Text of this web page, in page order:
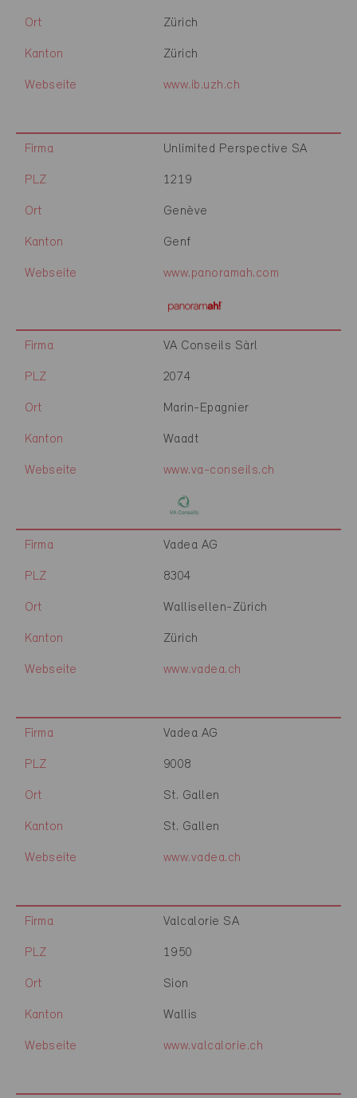
Ort Zürich
Kanton Zürich
Webseite www.ib.uzh.ch
Firma Unlimited Perspective SA
PLZ 1219
Ort Genève
Kanton Genf
Webseite www.panoramah.com
Firma VA Conseils Sàrl
PLZ 2074
Ort Marin-Epagnier
Kanton Waadt
Webseite www.va-conseils.ch
Firma Vadea AG
PLZ 8304
Ort Wallisellen-Zürich
Kanton Zürich
Webseite www.vadea.ch
Firma Vadea AG
PLZ 9008
Ort St. Gallen
Kanton St. Gallen
Webseite www.vadea.ch
Firma Valcalorie SA
PLZ 1950
Ort Sion
Kanton Wallis
Webseite www.valcalorie.ch